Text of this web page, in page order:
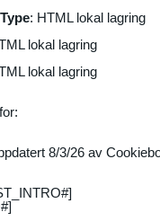
Type: HTML lokal lagring
lokal lagring
lokal lagring
8/3/26 av